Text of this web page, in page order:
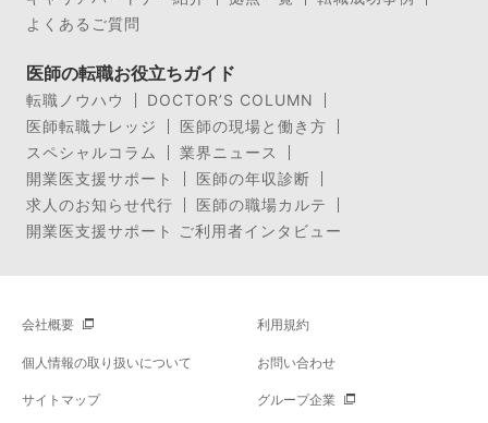
よくあるご質問
医師の転職お役立ちガイド
転職ノウハウ
DOCTOR’S COLUMN
医師転職ナレッジ
医師の現場と働き方
スペシャルコラム
業界ニュース
開業医支援サポート
医師の年収診断
求人のお知らせ代行
医師の職場カルテ
開業医支援サポート ご利用者インタビュー
会社概要 利用規約
個人情報の取り扱いについて お問い合わせ
サイトマップ グループ企業